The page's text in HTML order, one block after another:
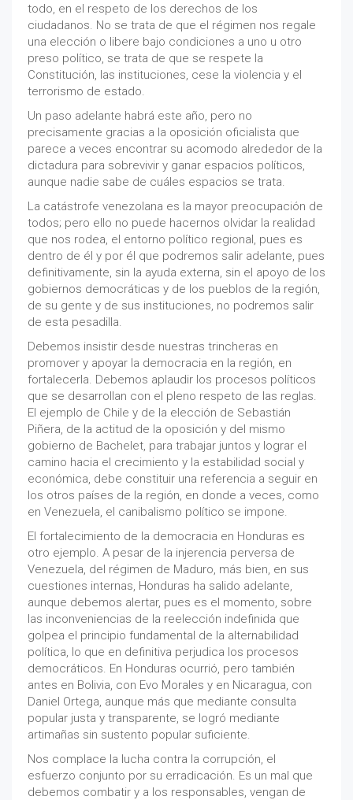
todo, en el respeto de los derechos de los
ciudadanos. No se trata de que el régimen nos regale
una elección o libere bajo condiciones a uno u otro
preso político, se trata de que se respete la
Constitución, las instituciones, cese la violencia y el
terrorismo de estado.
Un paso adelante habrá este año, pero no
precisamente gracias a la oposición oficialista que
parece a veces encontrar su acomodo alrededor de la
dictadura para sobrevivir y ganar espacios políticos,
aunque nadie sabe de cuáles espacios se trata.
La catástrofe venezolana es la mayor preocupación de
todos; pero ello no puede hacernos olvidar la realidad
que nos rodea, el entorno político regional, pues es
dentro de él y por él que podremos salir adelante, pues
definitivamente, sin la ayuda externa, sin el apoyo de los
gobiernos democráticas y de los pueblos de la región,
de su gente y de sus instituciones, no podremos salir
de esta pesadilla.
Debemos insistir desde nuestras trincheras en
promover y apoyar la democracia en la región, en
fortalecerla. Debemos aplaudir los procesos políticos
que se desarrollan con el pleno respeto de las reglas.
El ejemplo de Chile y de la elección de Sebastián
Piñera, de la actitud de la oposición y del mismo
gobierno de Bachelet, para trabajar juntos y lograr el
camino hacia el crecimiento y la estabilidad social y
económica, debe constituir una referencia a seguir en
los otros países de la región, en donde a veces, como
en Venezuela, el canibalismo político se impone.
El fortalecimiento de la democracia en Honduras es
otro ejemplo. A pesar de la injerencia perversa de
Venezuela, del régimen de Maduro, más bien, en sus
cuestiones internas, Honduras ha salido adelante,
aunque debemos alertar, pues es el momento, sobre
las inconveniencias de la reelección indefinida que
golpea el principio fundamental de la alternabilidad
política, lo que en definitiva perjudica los procesos
democráticos. En Honduras ocurrió, pero también
antes en Bolivia, con Evo Morales y en Nicaragua, con
Daniel Ortega, aunque más que mediante consulta
popular justa y transparente, se logró mediante
artimañas sin sustento popular suficiente.
Nos complace la lucha contra la corrupción, el
esfuerzo conjunto por su erradicación. Es un mal que
debemos combatir y a los responsables, vengan de